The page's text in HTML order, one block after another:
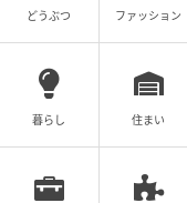
どうぶつ ファッション
暮らし 住まい